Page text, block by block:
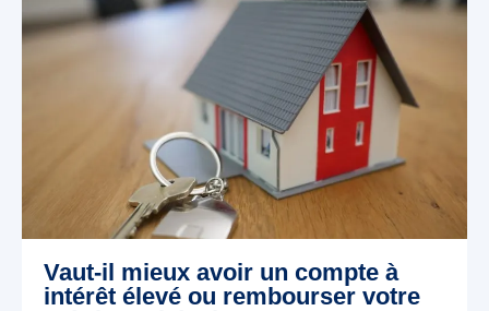
Vaut-il mieux avoir un compte à
intérêt élevé ou rembourser votre